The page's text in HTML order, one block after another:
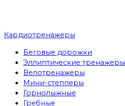
Кардиотренажеры
Беговые дорожки
Эллиптические тренажеры
Велотренажеры
Мини-степперы
Горнолыжные
Гребные